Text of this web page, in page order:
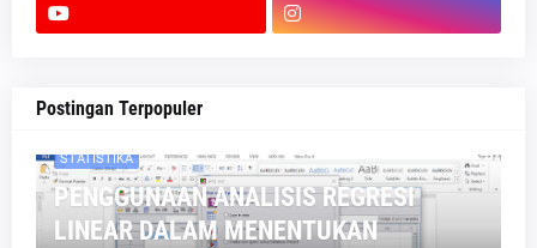
Postingan Terpopuler
STATISTIKA
PENGGUNAAN ANALISIS REGRESI
LINEAR DALAM MENENTUKAN